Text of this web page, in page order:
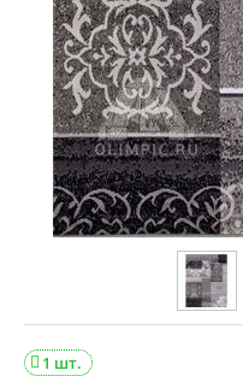
1 шт.
